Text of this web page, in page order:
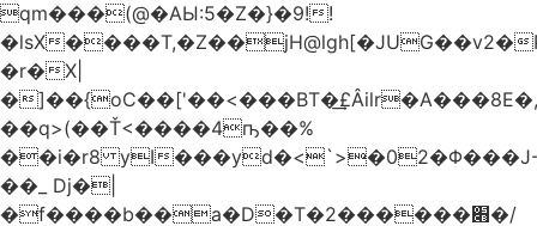
qm���(@�AЫ:5�Z�}�9!!
�lsX
�r�X|
�
��q>(��Ť<����4ҧ��%
��i�r8 yI
��_ Dj�|
�f����b��a�D�T�2������׋�/